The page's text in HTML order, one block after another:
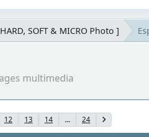
SOFT & MICRO Photo ]
multimedia
12 13 14 ... 24